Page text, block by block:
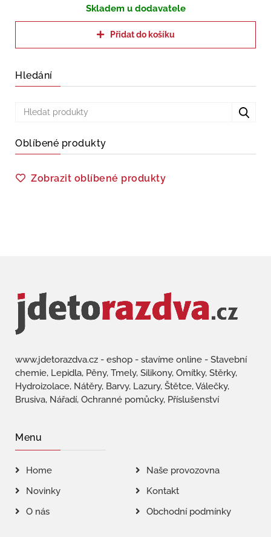
Skladem u dodavatele
Přidat do košíku
Hledání
Oblíbené produkty
Zobrazit oblíbené produkty
www.jdetorazdva.cz - eshop - stavíme online - Stavební
chemie, Lepidla, Pěny, Tmely, Silikony, Omítky, Stěrky,
Hydroizolace, Nátěry, Barvy, Lazury, Štětce, Válečky,
Brusiva, Nářadí, Ochranné pomůcky, Příslušenství
Menu
Home
Naše provozovna
Novinky
Kontakt
O nás
Obchodní podmínky